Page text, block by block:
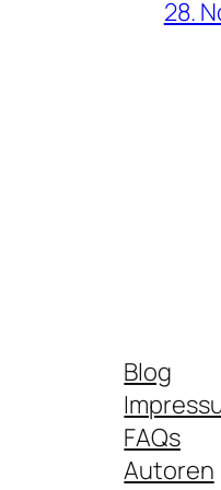
28.
Blog
FAQs
Autoren